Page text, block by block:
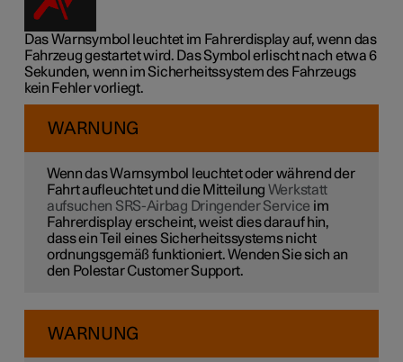
Das Warnsymbol leuchtet im Fahrerdisplay auf, wenn das
Fahrzeug gestartet wird. Das Symbol erlischt nach etwa 6
Sekunden, wenn im Sicherheitssystem des Fahrzeugs
kein Fehler vorliegt.
WARNUNG
Wenn das Warnsymbol leuchtet oder während der
Fahrt aufleuchtet und die Mitteilung Werkstatt
aufsuchen SRS-Airbag Dringender Service im
Fahrerdisplay erscheint, weist dies darauf hin,
dass ein Teil eines Sicherheitssystems nicht
ordnungsgemäß funktioniert. Wenden Sie sich an
den Polestar Customer Support.
WARNUNG